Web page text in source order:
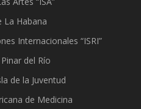
La Habana
Internacionales “ISRI”
del Río
de la Juventud
de Medicina